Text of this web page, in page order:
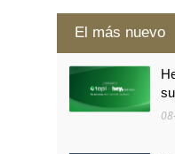
El más nuevo